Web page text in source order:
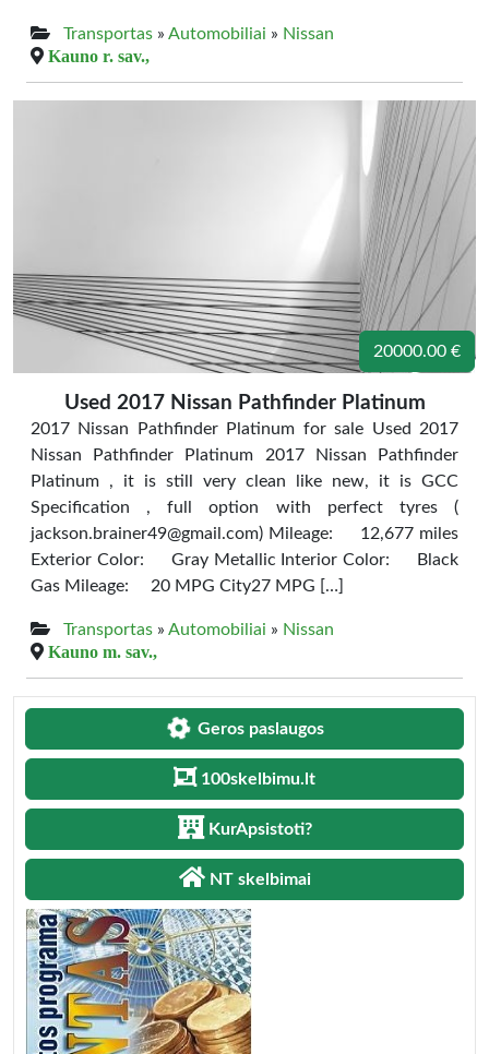
Transportas » Automobiliai » Nissan
Kauno r. sav.,
20000.00 €
Used 2017 Nissan Pathfinder Platinum
2017 Nissan Pathfinder Platinum for sale Used 2017
Nissan Pathfinder Platinum 2017 Nissan Pathfinder
Platinum , it is still very clean like new, it is GCC
Specification , full option with perfect tyres (
jackson.brainer49@gmail.com) Mileage: 12,677 miles
Exterior Color: Gray Metallic Interior Color: Black
Gas Mileage: 20 MPG City27 MPG […]
Transportas » Automobiliai » Nissan
Kauno m. sav.,
Geros paslaugos
100skelbimu.lt
KurApsistoti?
NT skelbimai